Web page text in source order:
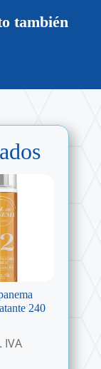
también
240
IVA